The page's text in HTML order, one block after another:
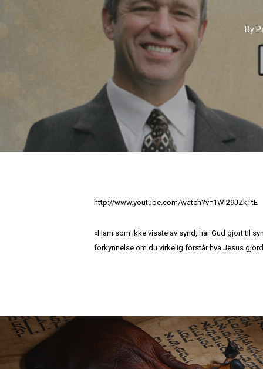
By
http://www.youtube.com/watch?v=1Wl29JZkTtE
«Ham som ikke visste av synd, har Gud gjort til
forkynnelse om du virkelig forstår hva Jesus